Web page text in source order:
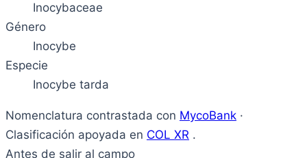
Inocybaceae
Género
Inocybe
Especie
Inocybe tarda
Nomenclatura contrastada con MycoBank ·
Clasificación apoyada en COL XR .
Antes de salir al campo